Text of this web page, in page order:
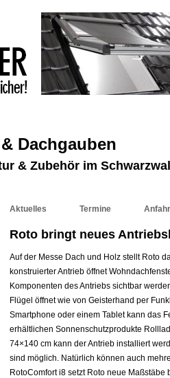
Dachgauben
& Zubehör im
Aktuelles Termine
Roto bringt neues
Auf der Messe Dach und Holz stellt Roto
konstruierter Antrieb öffnet
Komponenten des Antriebs sichtbar
Flügel öffnet wie von Geisterhand per
Smartphone oder einem Tablet kann das
erhältlichen Sonnenschutzprodukte
74×140 cm kann der Antrieb installiert
sind möglich. Natürlich können auch
RotoComfort i8 setzt Roto neue